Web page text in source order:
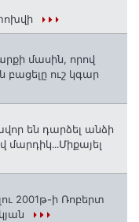
մասին, որով
բացելը ուշ կգար
են դարձել անձի
2001թ-ի Ռոբերտ